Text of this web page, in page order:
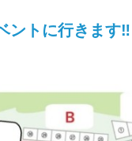
ントに行きます‼️